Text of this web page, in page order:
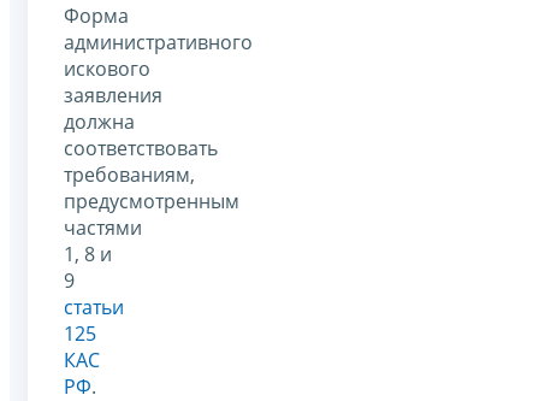
Форма
административного
искового
заявления
должна
соответствовать
требованиям,
предусмотренным
частями
1, 8 и
9
статьи
125
КАС
РФ.